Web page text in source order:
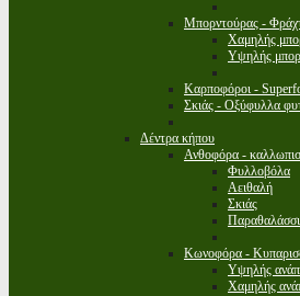
Μπορντούρας -
Χαμηλής
Υψηλής
Καρποφόροι -
Σκιάς - Οξύφυλλα
Δέντρα κήπου
Ανθοφόρα -
Φυλλοβόλα
Αειθαλή
Σκιάς
Κωνοφόρα -
Υψηλής
Χαμηλής